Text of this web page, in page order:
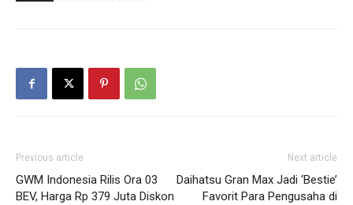
Previous article
GWM Indonesia Rilis Ora 03
BEV, Harga Rp 379 Juta Diskon
Next article
Daihatsu Gran Max Jadi ‘Bestie’
Favorit Para Pengusaha di